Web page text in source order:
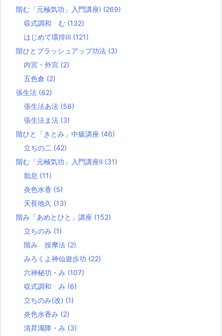
階む「元極気功」入門講座Ⅰ (269)
収式調和 む (132)
はじめて環排Ⅲ (121)
階ひとブラッシュアップ功法 (3)
内宮・外宮 (2)
五色倉 (2)
張生法 (62)
張生法あ法 (56)
張生法ま法 (3)
階ひと「きとみ」中級講座 (46)
立ちの二 (42)
階む「元極気功」入門講座Ⅱ (31)
胎息 (11)
炎色水香 (5)
天長地久 (13)
階み「あめとひと」講座 (152)
立ちのみ (1)
階み 按摩法 (2)
みろくよ神仙遊歩功 (22)
六神秘功・み (107)
収式調和 み (6)
立ちのみ(改) (1)
炎色水香み (2)
清昇濁降・み (3)